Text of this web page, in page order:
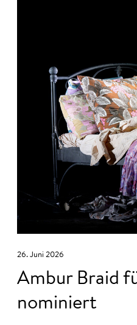
26. Juni 2026
Ambur Braid
nominiert